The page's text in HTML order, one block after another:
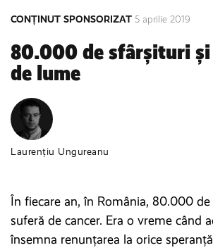
CONȚINUT SPONSORIZAT 5 aprilie 2019
80.000 de sfârșituri
de lume
Laurențiu Ungureanu
În fiecare an, în România, 80.000
suferă de cancer. Era o vreme când
însemna renunțarea la orice